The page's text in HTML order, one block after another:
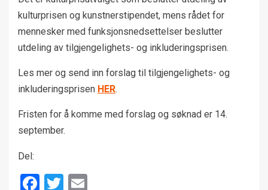
kulturprisen og kunstnerstipendet, mens rådet for
mennesker med funksjonsnedsettelser beslutter
utdeling av tilgjengelighets- og inkluderingsprisen.
Les mer og send inn forslag til tilgjengelighets- og
inkluderingsprisen HER.
Fristen for å komme med forslag og søknad er 14.
september.
Del:
Facebook
Twitter